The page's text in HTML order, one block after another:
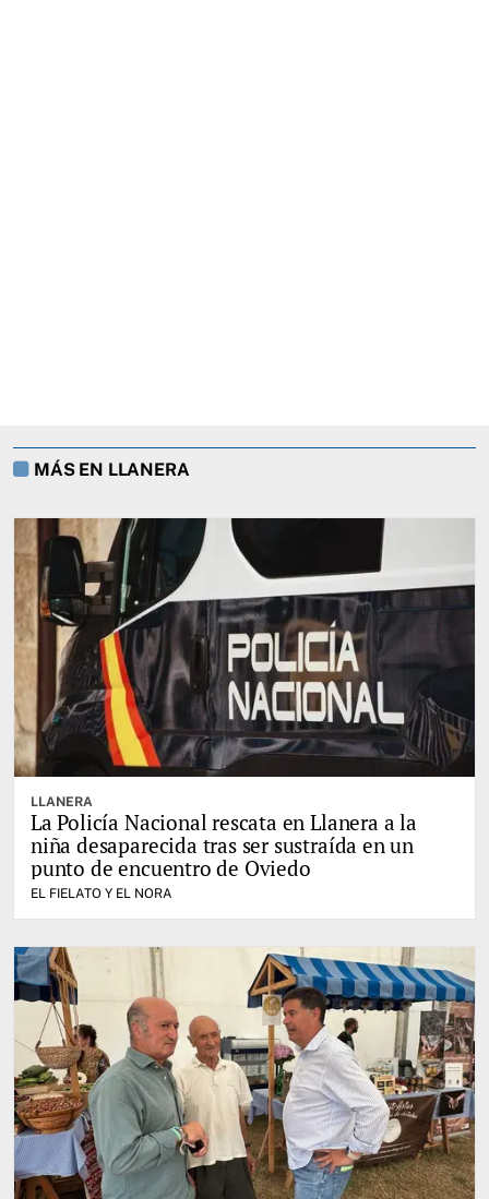
MÁS EN LLANERA
LLANERA
La Policía Nacional rescata en Llanera a la
niña desaparecida tras ser sustraída en un
punto de encuentro de Oviedo
EL FIELATO Y EL NORA